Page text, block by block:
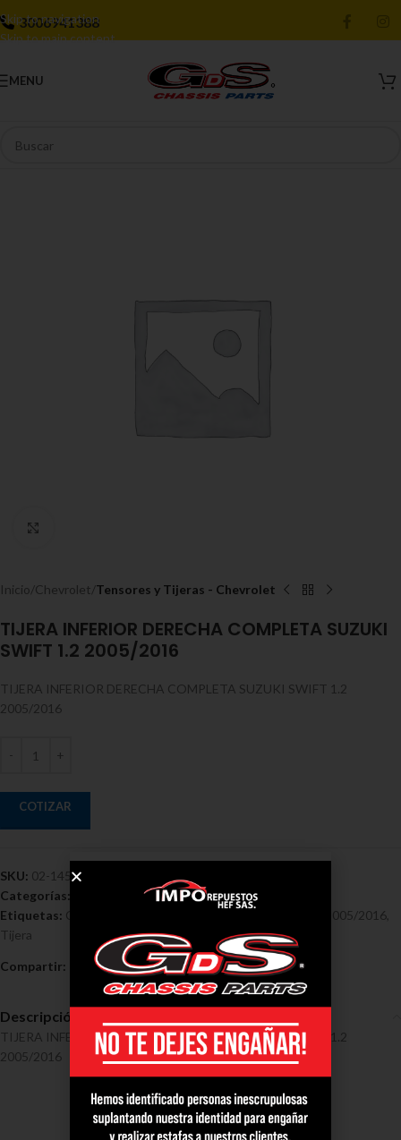
Skip to navigation
Skip to main content
3006941388
MENU
Inicio Chevrolet Tensores y Tijeras - Chevrolet
TIJERA INFERIOR DERECHA COMPLETA SUZUKI
SWIFT 1.2 2005/2016
TIJERA INFERIOR DERECHA COMPLETA SUZUKI SWIFT 1.2
2005/2016
COTIZAR
SKU: 02-1452
Categorías:
Tensores y Tijeras - Chevrolet
Etiquetas: Chevrolet Derecha Completa Suzuki Swift 1.2 2005/2016
Tijera
Compartir:
Descripción
TIJERA INFERIOR DERECHA COMPLETA SUZUKI SWIFT 1.2
2005/2016